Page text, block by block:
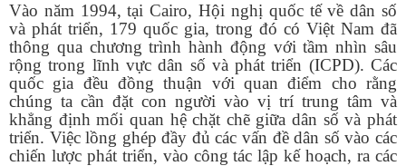
Vào năm 1994, tại Cairo, Hội nghị quốc tế về dân số
và phát triển, 179 quốc gia, trong đó có Việt Nam đã
thông qua chương trình hành động với tầm nhìn sâu
rộng trong lĩnh vực dân số và phát triển (ICPD). Các
quốc gia đều đồng thuận với quan điểm cho rằng
chúng ta cần đặt con người vào vị trí trung tâm và
khẳng định mối quan hệ chặt chẽ giữa dân số và phát
triển. Việc lồng ghép đầy đủ các vấn đề dân số vào các
chiến lược phát triển, vào công tác lập kế hoạch, ra các